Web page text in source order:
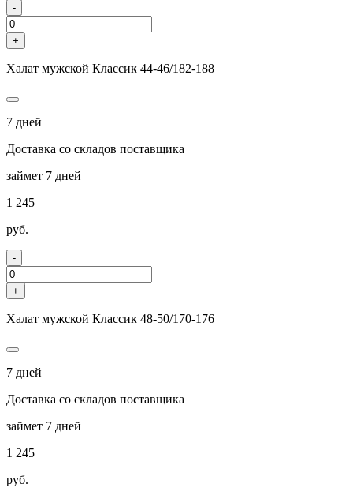
-
+
Халат мужской Классик 44-46/182-188
7 дней
Доставка со складов поставщика
займет 7 дней
1 245
руб.
-
+
Халат мужской Классик 48-50/170-176
7 дней
Доставка со складов поставщика
займет 7 дней
1 245
руб.